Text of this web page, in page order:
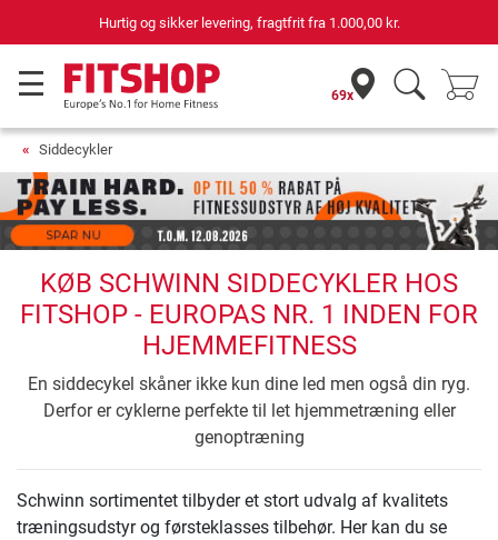
Hurtig og sikker levering, fragtfrit fra 1.000,00 kr.
69x
Siddecykler
KØB SCHWINN SIDDECYKLER HOS
FITSHOP - EUROPAS NR. 1 INDEN FOR
HJEMMEFITNESS
En siddecykel skåner ikke kun dine led men også din ryg.
Derfor er cyklerne perfekte til let hjemmetræning eller
genoptræning
Schwinn sortimentet tilbyder et stort udvalg af kvalitets
træningsudstyr og førsteklasses tilbehør. Her kan du se